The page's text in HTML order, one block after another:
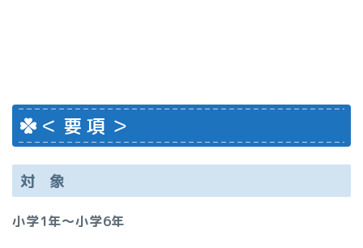
＜ 要 項 ＞
対 象
小学1年～小学6年